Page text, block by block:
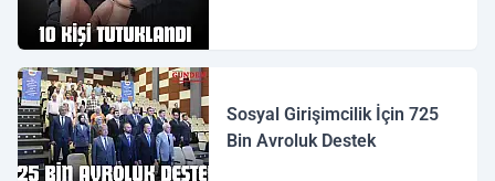
Sosyal Girişimcilik İçin 725
Bin Avroluk Destek